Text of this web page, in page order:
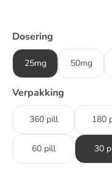
Dosering
25mg 50mg
Verpakking
360 pill 180
60 pill 30